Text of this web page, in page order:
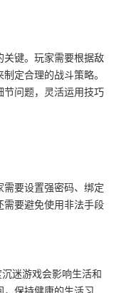
关键。玩家需要根据敌
定合理的战斗策略。
节问题，灵活运用技巧
要设置强密码、绑定
需要避免使用非法手段
迷游戏会影响生活和